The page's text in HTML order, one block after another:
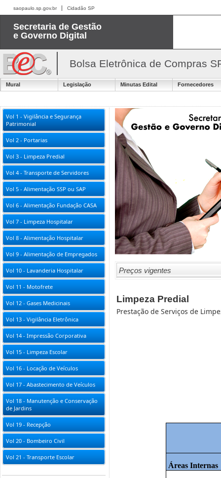
saopaulo.sp.gov.br Cidadão SP
Secretaria de Gestão
e Governo Digital
Bolsa Eletrônica de Compras
Mural Legislação Minutas Edital Fornecedores
Vol 1 - Vigilância e Segurança
Patrimonial
Vol 2 - Portarias
Vol 3 - Limpeza Predial
Vol 4 - Transporte de Servidores
Vol 5 - Alimentação SSP ou SAP
Vol 6 - Alimentação Fundação CASA
Vol 7 - Limpeza Hospitalar
Vol 8 - Alimentação Hospitalar
Vol 9 - Alimentação de Empregados
Vol 10 - Lavanderia Hospitalar
Vol 11 - Motofrete
Vol 12 - Gases Medicinais
Vol 13 - Vigilância Eletrônica
Vol 14 - Impressão Corporativa
Vol 15 - Limpeza Escolar
Vol 16 - Locação de Veículos
Vol 17 - Abastecimento de Veículos
Vol 18 - Manutenção e Conservação
de Jardins
Vol 19 - Recepção
Vol 20 - Bombeiro Civil
Vol 21 - Transporte Escolar
Preços vigentes
Limpeza Predial
Prestação de Serviços de
Áreas Internas